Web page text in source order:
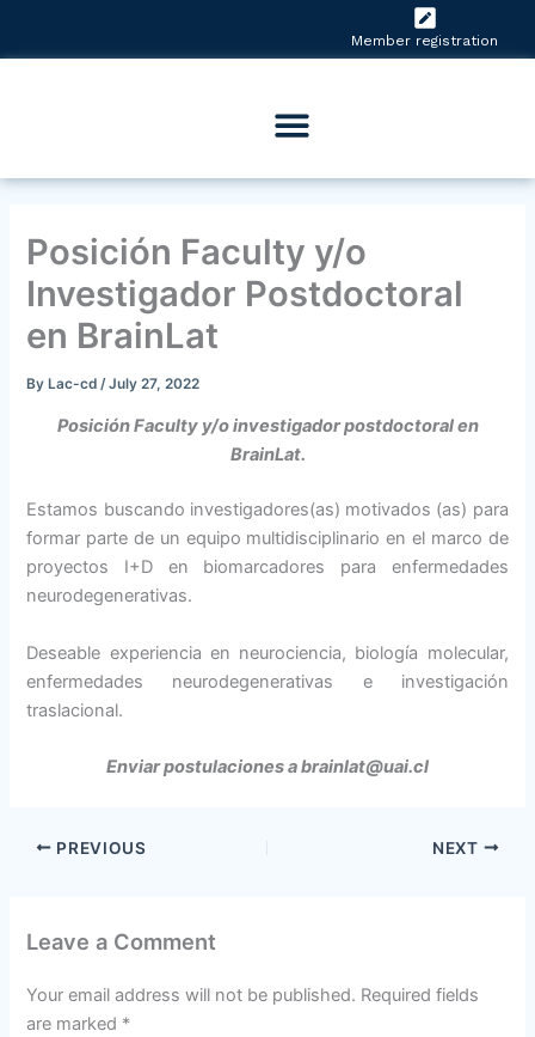
Member registration
Posición Faculty y/o
Investigador Postdoctoral
en BrainLat
ByLac-cd /July 27, 2022
Posición Faculty y/o investigador postdoctoral en
BrainLat.
Estamos buscando investigadores(as) motivados (as) para
formar parte de un equipo multidisciplinario en el marco de
proyectos I+D en biomarcadores para enfermedades
neurodegenerativas.
Deseable experiencia en neurociencia, biología molecular,
enfermedades neurodegenerativas e investigación
traslacional.
Enviar postulaciones a brainlat@uai.cl
PREVIOUS NEXT
Leave a Comment
Your email address will not be published. Required fields
are marked *